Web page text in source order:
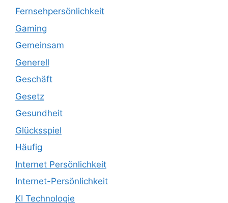
Fernsehpersönlichkeit
Gaming
Gemeinsam
Generell
Geschäft
Gesetz
Gesundheit
Glücksspiel
Häufig
Internet Persönlichkeit
Internet-Persönlichkeit
KI Technologie